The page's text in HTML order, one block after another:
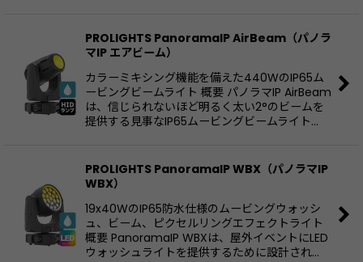
PROLIGHTS PanoramaIP AirBeam（パノラ
マIP エアビーム）
カラーミキシング機能を備えた440WのIP65ム
ービングビームライト 概要 パノラマIP AirBeam
は、信じられないほど明るく太い2°のビームを
提供する見事なIP65ムービングビームライト…
PROLIGHTS PanoramaIP WBX（パノラマIP
WBX）
19x40WのIP65防水仕様のムービングウォッシ
ュ、ビーム、ピクセルリングエフェクトライト
概要 PanoramaIP WBXは、屋外イベントにLED
ウォッシュライトを提供するために設計され…